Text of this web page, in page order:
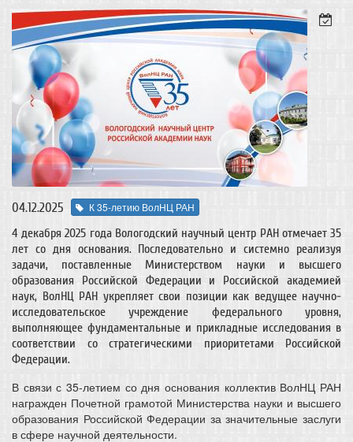
04.12.2025 К 35-летию ВолНЦ РАН
4 декабря 2025 года Вологодский научный центр РАН отмечает 35
лет со дня основания. Последовательно и системно реализуя
задачи, поставленные Министерством науки и высшего
образования Российской Федерации и Российской академией
наук, ВолНЦ РАН укрепляет свои позиции как ведущее научно-
исследовательское учреждение федерального уровня,
выполняющее фундаментальные и прикладные исследования в
соответствии со стратегическими приоритетами Российской
Федерации.
В связи с 35-летием со дня основания коллектив ВолНЦ РАН
награжден Почетной грамотой Министерства науки и высшего
образования Российской Федерации за значительные заслуги
в сфере научной деятельности.